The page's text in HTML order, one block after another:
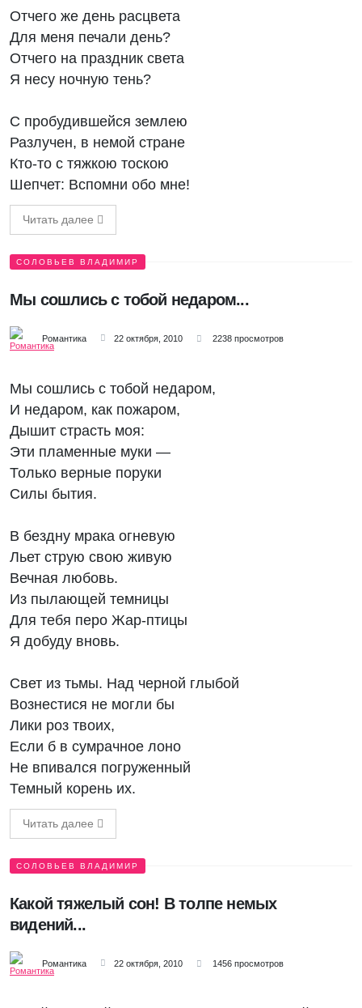
Отчего же день расцвета
Для меня печали день?
Отчего на праздник света
Я несу ночную тень?
С пробудившейся землею
Разлучен, в немой стране
Кто-то с тяжкою тоскою
Шепчет: Вспомни обо мне!
Читать далее
СОЛОВЬЕВ ВЛАДИМИР
Мы сошлись с тобой недаром...
Романтика 22 октября, 2010 2238 просмотров
Мы сошлись с тобой недаром,
И недаром, как пожаром,
Дышит страсть моя:
Эти пламенные муки —
Только верные поруки
Силы бытия.
В бездну мрака огневую
Льет струю свою живую
Вечная любовь.
Из пылающей темницы
Для тебя перо Жар-птицы
Я добуду вновь.
Свет из тьмы. Над черной глыбой
Вознестися не могли бы
Лики роз твоих,
Если б в сумрачное лоно
Не впивался погруженный
Темный корень их.
Читать далее
СОЛОВЬЕВ ВЛАДИМИР
Какой тяжелый сон! В толпе немых
видений...
Романтика 22 октября, 2010 1456 просмотров